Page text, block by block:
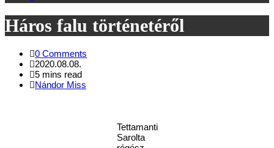
Háros falu történetéről
0 Comments
2020.08.08.
5 mins read
Nándor Miss
Tettamanti
Sarolta